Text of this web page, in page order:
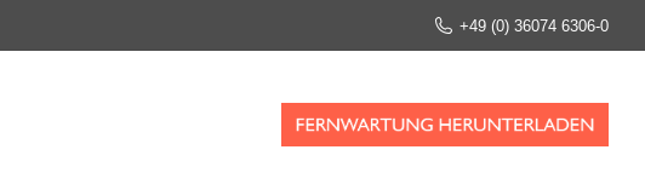
+49 (0) 36074 6306-0